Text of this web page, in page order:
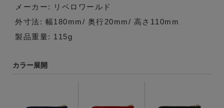
メーカー: リベロワールド
外寸法: 幅180mm/ 奥行20mm/ 高さ110mm
製品重量: 115g
カラー展開